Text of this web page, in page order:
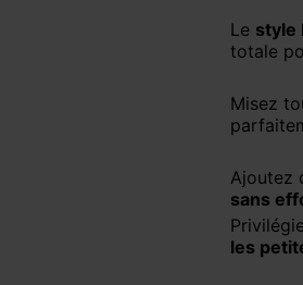
Le style
totale
Misez
sans
les